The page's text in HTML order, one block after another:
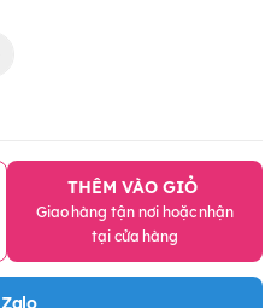
THÊM VÀO GIỎ
Giao hàng tận nơi hoặc nhận
tại cửa hàng
Zalo